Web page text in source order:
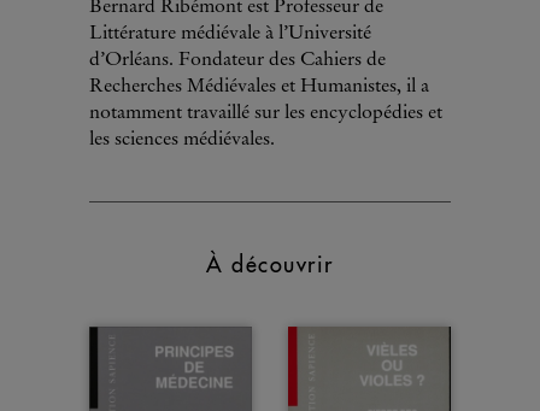
Bernard Ribémont est Professeur de
Littérature médiévale à l’Université
d’Orléans. Fondateur des Cahiers de
Recherches Médiévales et Humanistes, il a
notamment travaillé sur les encyclopédies et
les sciences médiévales.
À découvrir